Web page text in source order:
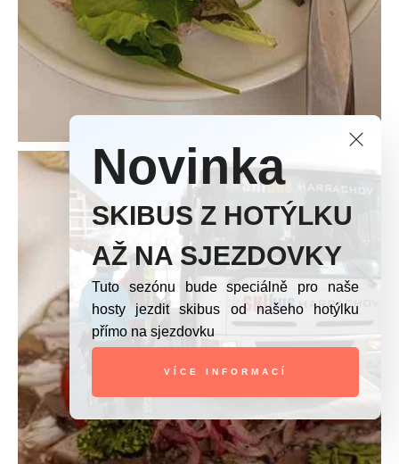
Novinka
SKIBUS Z HOTÝLKU
AŽ NA SJEZDOVKY
Tuto sezónu bude speciálně pro naše
hosty jezdit skibus od našeho hotýlku
přímo na sjezdovku
VÍCE INFORMACÍ